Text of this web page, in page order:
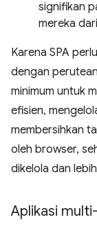
signifikan
mereka
Karena SPA
dengan
minimum untuk
efisien,
membersihkan
oleh browser,
dikelola dan
Aplikasi